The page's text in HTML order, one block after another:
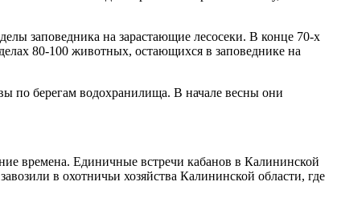
заповедника на зарастающие лесосеки. В конце 70-х
80-100 животных, остающихся в заповеднике на
по берегам водохранилища. В начале весны они
времена. Единичные встречи кабанов в Калининской
в охотничьи хозяйства Калининской области, где